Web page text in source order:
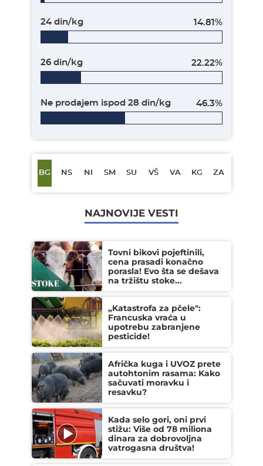
14.81%
24 din/kg
22.22%
26 din/kg
46.3%
Ne prodajem ispod 28 din/kg
BG NS NI SM SU VŠ VA KG ZA
NAJNOVIJE VESTI
Tovni bikovi pojeftinili,
cena prasadi konačno
porasla! Evo šta se dešava
na tržištu stoke...
„Katastrofa za pčele":
Francuska vraća u
upotrebu zabranjene
pesticide!
Afrička kuga i UVOZ prete
autohtonim rasama: Kako
sačuvati moravku i
resavku?
Kada selo gori, oni prvi
stižu: Više od 78 miliona
dinara za dobrovoljna
vatrogasna društva!